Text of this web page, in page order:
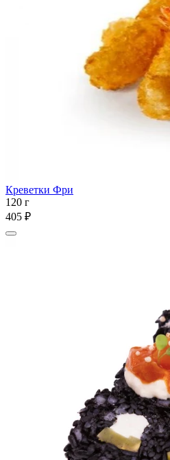
Креветки Фри
120 г
405 ₽